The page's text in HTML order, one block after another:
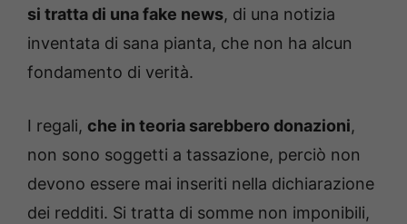
si tratta di una fake news, di una notizia
inventata di sana pianta, che non ha alcun
fondamento di verità.
I regali, che in teoria sarebbero donazioni,
non sono soggetti a tassazione, perciò non
devono essere mai inseriti nella dichiarazione
dei redditi. Si tratta di somme non imponibili,